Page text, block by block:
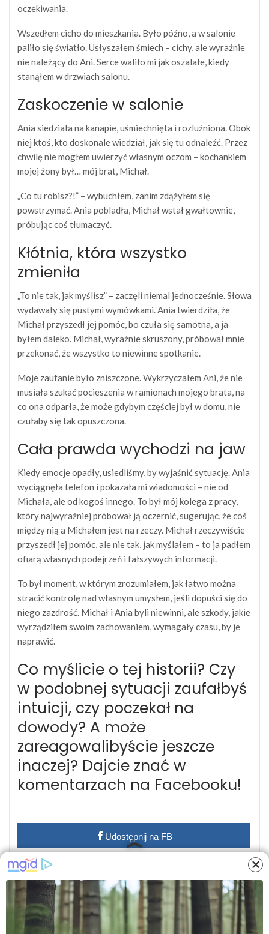
oczekiwania.
Wszedłem cicho do mieszkania. Było późno, a w salonie
paliło się światło. Usłyszałem śmiech – cichy, ale wyraźnie
nie należący do Ani. Serce waliło mi jak oszalałe, kiedy
stanąłem w drzwiach salonu.
Zaskoczenie w salonie
Ania siedziała na kanapie, uśmiechnięta i rozluźniona. Obok
niej ktoś, kto doskonale wiedział, jak się tu odnaleźć. Przez
chwilę nie mogłem uwierzyć własnym oczom – kochankiem
mojej żony był… mój brat, Michał.
„Co tu robisz?!” – wybuchłem, zanim zdążyłem się
powstrzymać. Ania pobladła, Michał wstał gwałtownie,
próbując coś tłumaczyć.
Kłótnia, która wszystko
zmieniła
„To nie tak, jak myślisz” – zaczęli niemal jednocześnie. Słowa
wydawały się pustymi wymówkami. Ania twierdziła, że
Michał przyszedł jej pomóc, bo czuła się samotna, a ja
byłem daleko. Michał, wyraźnie skruszony, próbował mnie
przekonać, że wszystko to niewinne spotkanie.
Moje zaufanie było zniszczone. Wykrzyczałem Ani, że nie
musiała szukać pocieszenia w ramionach mojego brata, na
co ona odparła, że może gdybym częściej był w domu, nie
czułaby się tak opuszczona.
Cała prawda wychodzi na jaw
Kiedy emocje opadły, usiedliśmy, by wyjaśnić sytuację. Ania
wyciągnęła telefon i pokazała mi wiadomości – nie od
Michała, ale od kogoś innego. To był mój kolega z pracy,
który najwyraźniej próbował ją oczernić, sugerując, że coś
między nią a Michałem jest na rzeczy. Michał rzeczywiście
przyszedł jej pomóc, ale nie tak, jak myślałem – to ja padłem
ofiarą własnych podejrzeń i fałszywych informacji.
To był moment, w którym zrozumiałem, jak łatwo można
stracić kontrolę nad własnym umysłem, jeśli dopuści się do
niego zazdrość. Michał i Ania byli niewinni, ale szkody, jakie
wyrządziłem swoim zachowaniem, wymagały czasu, by je
naprawić.
Co myślicie o tej historii? Czy
w podobnej sytuacji zaufałbyś
intuicji, czy poczekał na
dowody? A może
zareagowalibyście jeszcze
inaczej? Dajcie znać w
komentarzach na Facebooku!
Udostępnij na FB
NAJBARDZIEJ POPULARNE!